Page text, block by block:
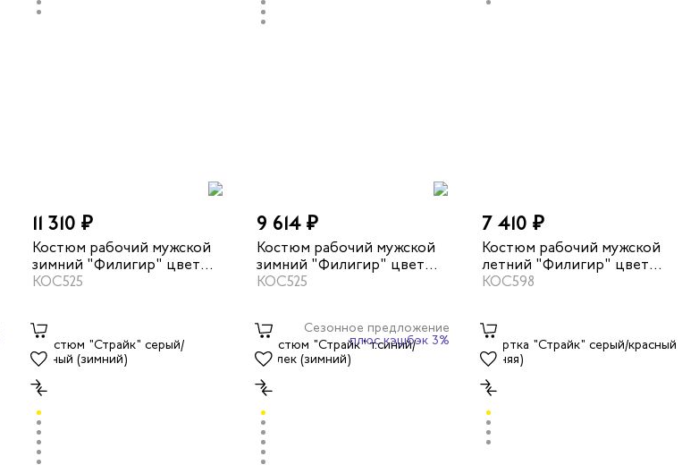
11 310 ₽
Костюм рабочий мужской
зимний "Филигир" цвет
серый/темно-серый
КОС525
9 614 ₽
Костюм рабочий мужской
зимний "Филигир" цвет
бежевый/хаки
КОС525
7 410 ₽
Костюм рабочий мужской
летний "Филигир" цвет
серый/темно-серый
КОС598
Сезонное предложение
плюс кэшбэк 3%